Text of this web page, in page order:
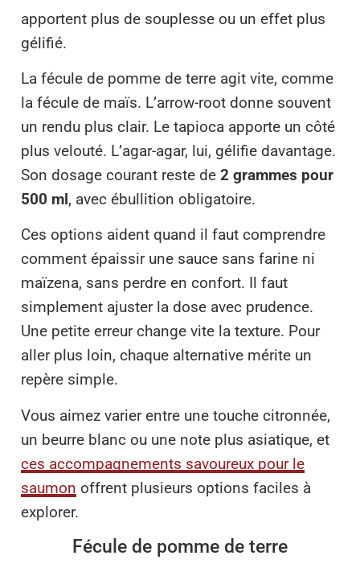
apportent plus de souplesse ou un effet plus
gélifié.
La fécule de pomme de terre agit vite, comme
la fécule de maïs. L’arrow-root donne souvent
un rendu plus clair. Le tapioca apporte un côté
plus velouté. L’agar-agar, lui, gélifie davantage.
Son dosage courant reste de 2 grammes pour
500 ml, avec ébullition obligatoire.
Ces options aident quand il faut comprendre
comment épaissir une sauce sans farine ni
maïzena, sans perdre en confort. Il faut
simplement ajuster la dose avec prudence.
Une petite erreur change vite la texture. Pour
aller plus loin, chaque alternative mérite un
repère simple.
Vous aimez varier entre une touche citronnée,
un beurre blanc ou une note plus asiatique, et
ces accompagnements savoureux pour le
saumon offrent plusieurs options faciles à
explorer.
Fécule de pomme de terre